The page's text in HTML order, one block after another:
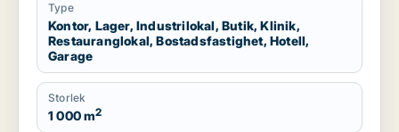
Type
Kontor, Lager, Industrilokal, Butik, Klinik,
Restauranglokal, Bostadsfastighet, Hotell,
Garage
Storlek
1 000 m2